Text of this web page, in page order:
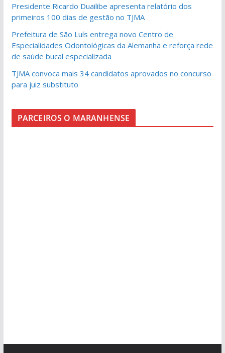
Presidente Ricardo Duailibe apresenta relatório dos
primeiros 100 dias de gestão no TJMA
Prefeitura de São Luís entrega novo Centro de
Especialidades Odontológicas da Alemanha e reforça rede
de saúde bucal especializada
TJMA convoca mais 34 candidatos aprovados no concurso
para juiz substituto
PARCEIROS O MARANHENSE